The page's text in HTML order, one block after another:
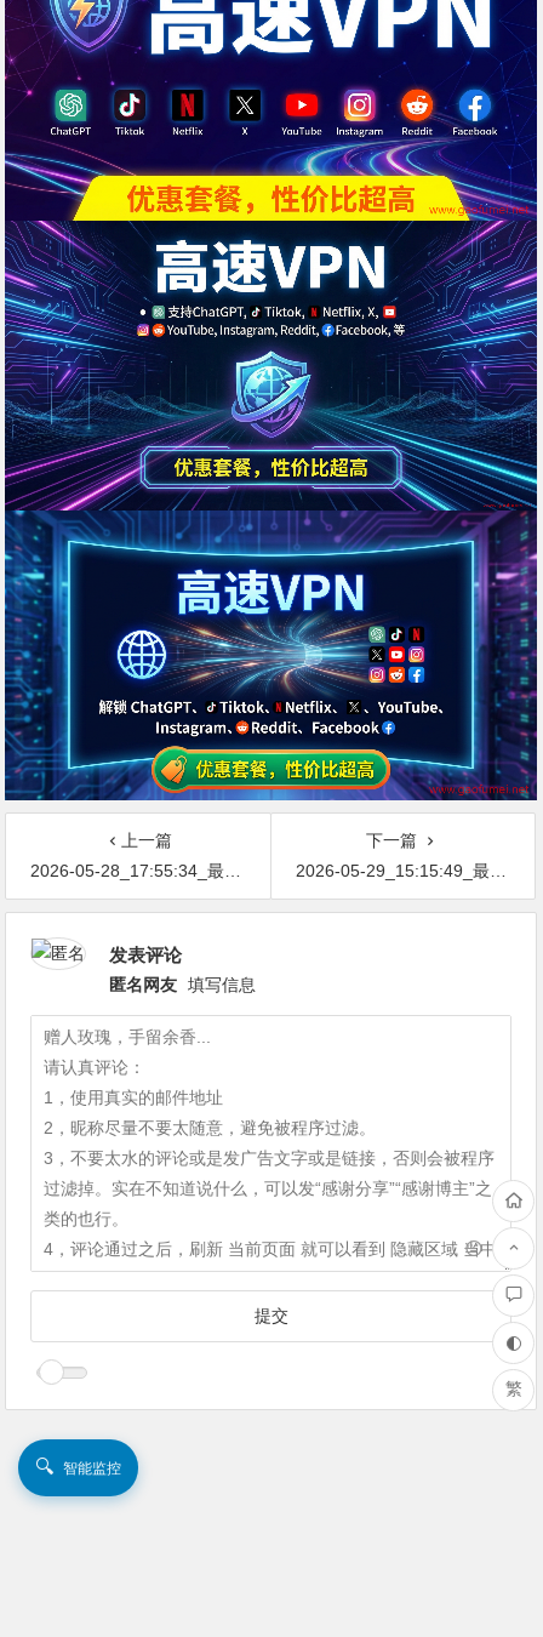
上一篇
2026-05-28_17:55:34_最新网络节点地址免费分享…不定期更新…开放免费分享（网络免费节点香港|日本|韩国|新加坡|台湾|马来西亚|…
下一篇
2026-05-29_15:15:49_最新网络节点地址免费分享…不定期更新…开放免费分享（网络免费节点香港|日本|韩国|新加坡|台湾|马来西亚|…
发表评论
匿名网友 填写信息
繁
🔍 智能监控